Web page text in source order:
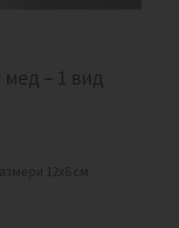
мед – 1 вид
12х6 см